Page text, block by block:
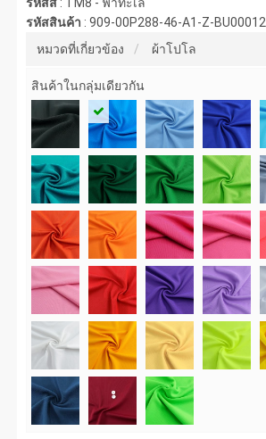
รหัสสินค้า :909-00P288-46-A1-Z-BU00012
หมวดที่เกี่ยวข้อง
ผ้าโปโล
สินค้าในกลุ่มเดียวกัน